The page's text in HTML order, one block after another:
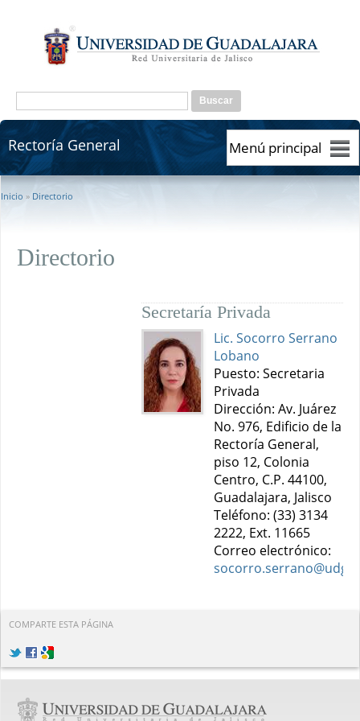
Formulario de búsqueda
Rectoría General
Rectoría General
Se encuentra usted aquí
Inicio » Directorio
Directorio
Secretaría Privada
Lic. Socorro Serrano
Lobano
Puesto: Secretaria
Privada
Dirección: Av. Juárez
No. 976, Edificio de la
Rectoría General,
piso 12, Colonia
Centro, C.P. 44100,
Guadalajara, Jalisco
Teléfono: (33) 3134
2222, Ext. 11665
Correo electrónico:
COMPARTE ESTA PÁGINA